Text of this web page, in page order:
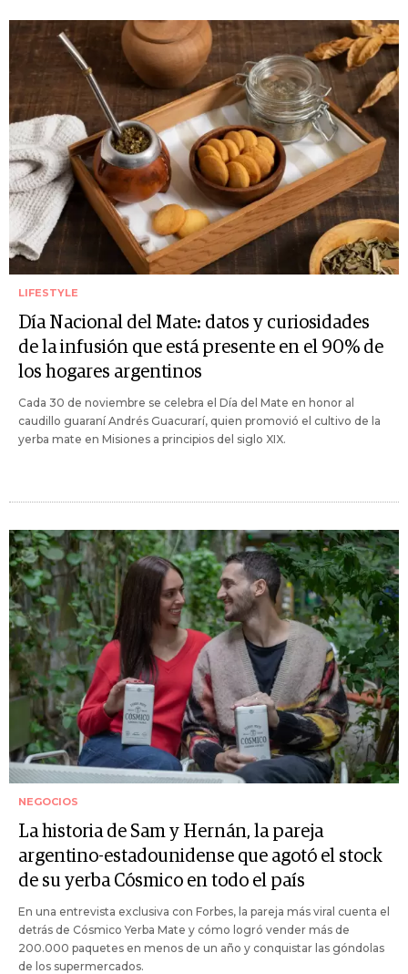
LIFESTYLE
Día Nacional del Mate: datos y curiosidades
de la infusión que está presente en el 90% de
los hogares argentinos
Cada 30 de noviembre se celebra el Día del Mate en honor al
caudillo guaraní Andrés Guacurarí, quien promovió el cultivo de la
yerba mate en Misiones a principios del siglo XIX.
NEGOCIOS
La historia de Sam y Hernán, la pareja
argentino-estadounidense que agotó el stock
de su yerba Cósmico en todo el país
En una entrevista exclusiva con Forbes, la pareja más viral cuenta el
detrás de Cósmico Yerba Mate y cómo logró vender más de
200.000 paquetes en menos de un año y conquistar las góndolas
de los supermercados.